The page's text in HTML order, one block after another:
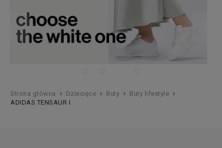
Strona główna › Dziecięce › Buty › Buty lifestyle ›
ADIDAS TENSAUR I